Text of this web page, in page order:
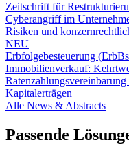
Zeitschrift für
Cyberangriff im
Risiken und
NEU
Erbfolgebesteuerung
Immobilienverkauf:
Kapitalerträgen
Alle News & Abstracts
Passende